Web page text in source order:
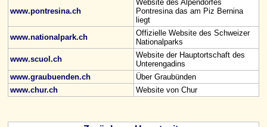
www.pontresina.ch
Website des Alpendorfes
Pontresina das am Piz Bernina
liegt
www.nationalpark.ch
Offizielle Website des Schweizer
Nationalparks
www.scuol.ch
Website der Hauptortschaft des
Unterengadins
www.graubuenden.ch
Über Graubünden
www.chur.ch
Website von Chur